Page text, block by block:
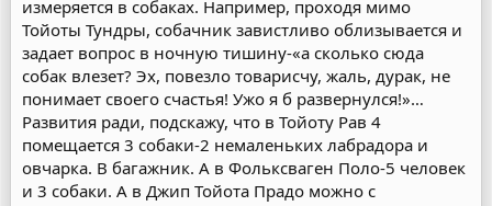
измеряется в собаках. Например, проходя мимо
Тойоты Тундры, собачник завистливо облизывается и
задает вопрос в ночную тишину-«а сколько сюда
собак влезет? Эх, повезло товарисчу, жаль, дурак, не
понимает своего счастья! Ужо я б развернулся!»…
Развития ради, подскажу, что в Тойоту Рав 4
помещается 3 собаки-2 немаленьких лабрадора и
овчарка. В багажник. А в Фольксваген Поло-5 человек
и 3 собаки. А в Джип Тойота Прадо можно с